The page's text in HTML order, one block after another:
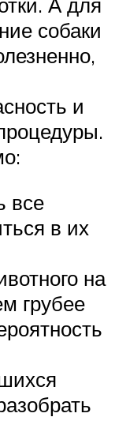
собаки
и
все
в их
на
грубее